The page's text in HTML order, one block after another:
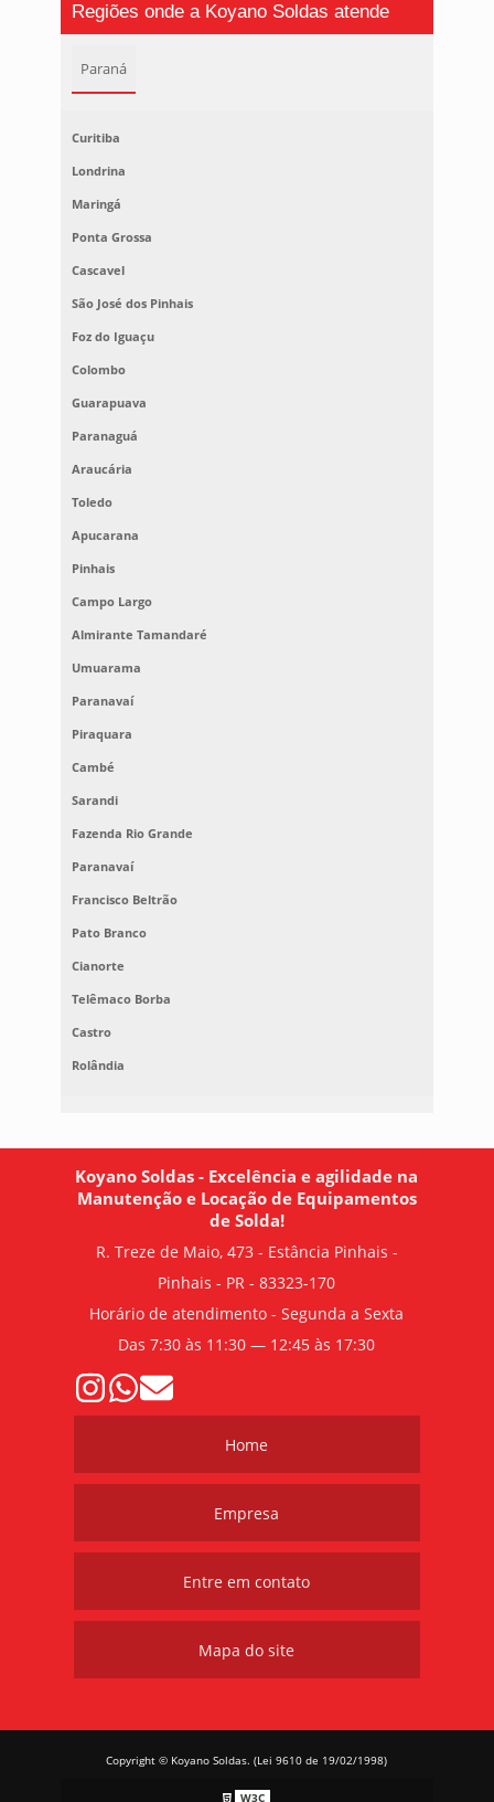
Regiões onde a Koyano Soldas atende
Paraná
Curitiba
Londrina
Maringá
Ponta Grossa
Cascavel
São José dos Pinhais
Foz do Iguaçu
Colombo
Guarapuava
Paranaguá
Araucária
Toledo
Apucarana
Pinhais
Campo Largo
Almirante Tamandaré
Umuarama
Paranavaí
Piraquara
Cambé
Sarandi
Fazenda Rio Grande
Paranavaí
Francisco Beltrão
Pato Branco
Cianorte
Telêmaco Borba
Castro
Rolândia
Koyano Soldas - Excelência e agilidade na
Manutenção e Locação de Equipamentos
de Solda!
R. Treze de Maio, 473 - Estância Pinhais -
Pinhais - PR - 83323-170
Horário de atendimento - Segunda a Sexta
Das 7:30 às 11:30 — 12:45 às 17:30
Home
Empresa
Entre em contato
Mapa do site
Copyright © Koyano Soldas. (Lei 9610 de 19/02/1998)
W3C